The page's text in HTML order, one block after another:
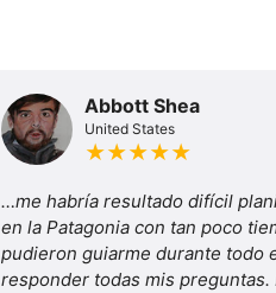
Abbott Shea
United States
★★★★★
…me habría resultado difícil
en la Patagonia con tan poco
pudieron guiarme durante todo
responder todas mis